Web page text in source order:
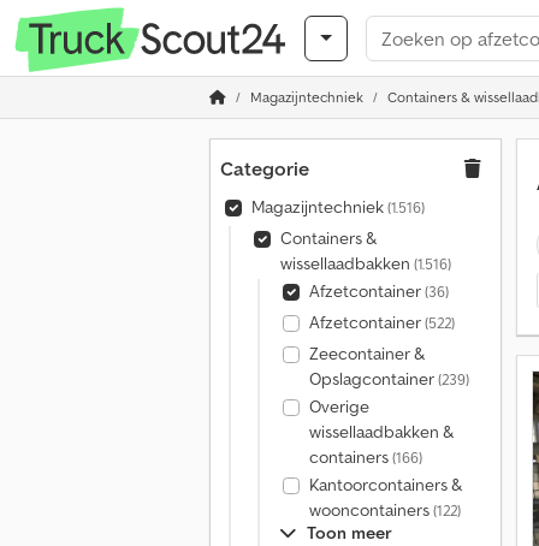
Magazijntechniek Containers &
Categorie
Magazijntechniek(1.516)
Containers &
wissellaadbakken (1.516)
Afzetcontainer(36)
Afzetcontainer(522)
Zeecontainer &
Opslagcontainer(239)
Overige
wissellaadbakken &
containers(166)
Kantoorcontainers &
wooncontainers(122)
Toon meer